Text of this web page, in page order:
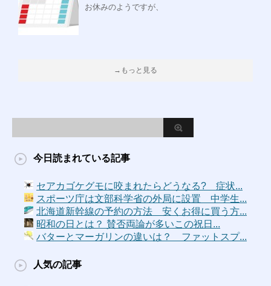
お休みのようですが、
→もっと見る
今日読まれている記事
セアカゴケグモに咬まれたらどうなる? 症状...
スポーツ庁は文部科学省の外局に設置 中学生...
北海道新幹線の予約の方法 安くお得に買う方...
昭和の日とは？ 賛否両論が多いこの祝日...
バターとマーガリンの違いは？ ファットスプ...
人気の記事